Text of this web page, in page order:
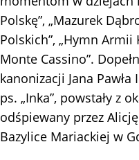
Polskę”, „Mazurek
Polskich”, „Hymn
Monte Cassino”.
kanonizacji Jana
ps. „Inka”, powstały z
odśpiewany przez
Bazylice Mariackiej w